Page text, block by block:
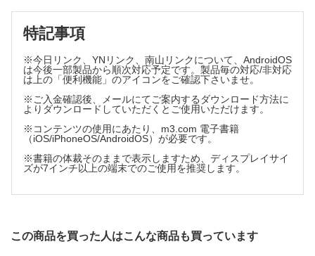
3 消化管超音波検査の基礎
4 消化管超音波診断へのアプローチ
5 消化管の系統的走査法と代表的疾患の診断ポイント
6 おわりに
3 精査と経過観察
4 肝臓領域の見落としをしないための3原則の克服
5 見落とし，誤認をしないためのコツ
6 まとめ
2 胆  西田睦・木村もと子・澤口智美・白石祐子・今
井希一・廣川直樹・市村健・小井戸一光
1 はじめに
2 スクリーニングにおけるコツ
3 忘れてはならないチェックポイントと画像の解釈
4 おわりに
2 超音波検査で見落としをしないために
特記事項
※今日リンク、YNリンク、南山リンクについて、AndroidOS
は今後一部製品から順次対応予定です。製品毎の対応/非対応
は上の「便利機能」のアイコンをご確認下さいませ。
※ご入金確認後、メールにてご案内するダウンロード方法に
よりダウンロードしていただくとご使用いただけます。
※コンテンツの使用にあたり、m3.com 電子書籍
（iOS/iPhoneOS/AndroidOS）が必要です。
※書籍の体裁そのままで表示しますため、ディスプレイサイ
ズが7インチ以上の端末でのご使用を推奨します。
この商品を買った人はこんな商品も買っています